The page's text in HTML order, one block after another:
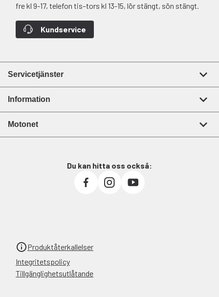
fre kl 9-17, telefon tis–tors kl 13-15, lör stängt, sön stängt.
Kundservice
Servicetjänster
Information
Motonet
Du kan hitta oss också:
Produktåterkallelser
Integritetspolicy
Tillgänglighetsutlåtande